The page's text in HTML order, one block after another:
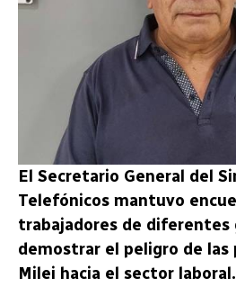
El Secretario General del
Telefónicos mantuvo
trabajadores de diferentes
demostrar el peligro de las
Milei hacia el sector laboral.